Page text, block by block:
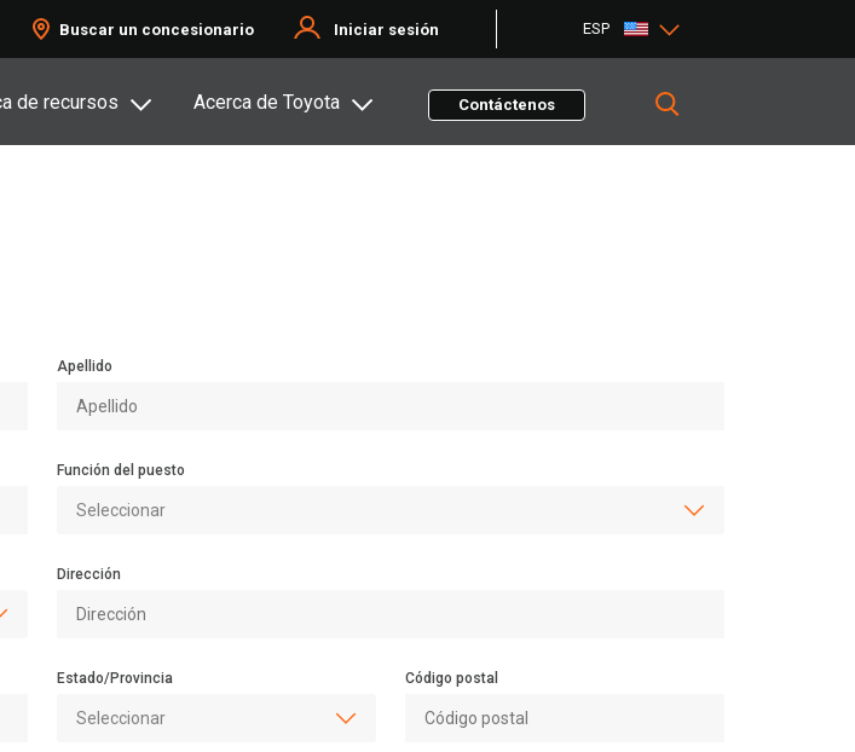
Buscar un concesionario Iniciar sesión ESP
de recursos Acerca de Toyota Contáctenos
Apellido
Función del puesto
Dirección
Estado/Provincia Código postal